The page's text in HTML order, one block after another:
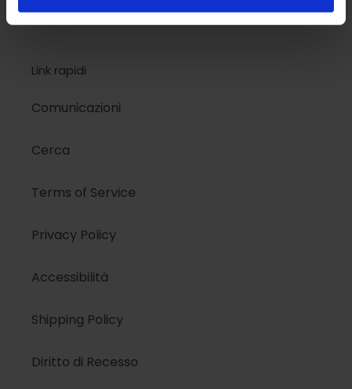
Link rapidi
Comunicazioni
Cerca
Terms of Service
Privacy Policy
Accessibilità
Shipping Policy
Diritto di Recesso